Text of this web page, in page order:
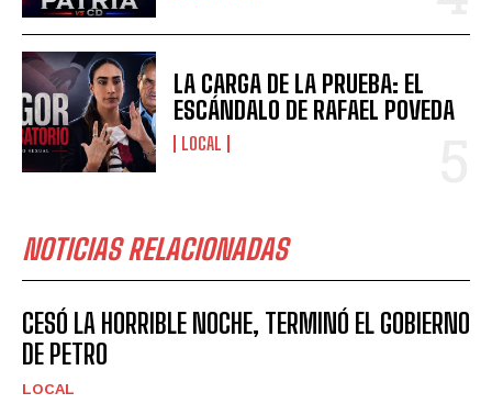
LA CARGA DE LA PRUEBA: EL
ESCÁNDALO DE RAFAEL POVEDA
LOCAL
NOTICIAS RELACIONADAS
CESÓ LA HORRIBLE NOCHE, TERMINÓ EL GOBIERNO
DE PETRO
LOCAL